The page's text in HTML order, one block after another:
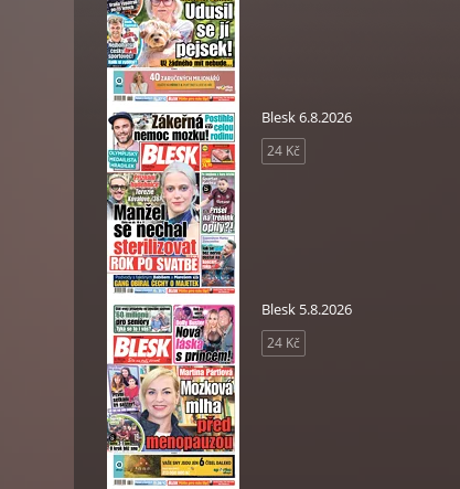
Blesk 6.8.2026
24 Kč
Blesk 5.8.2026
24 Kč